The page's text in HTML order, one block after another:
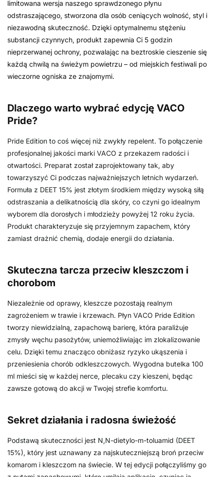
limitowana wersja naszego sprawdzonego płynu
odstraszającego, stworzona dla osób ceniących wolność, styl i
niezawodną skuteczność. Dzięki optymalnemu stężeniu
substancji czynnych, produkt zapewnia Ci 5 godzin
nieprzerwanej ochrony, pozwalając na beztroskie cieszenie się
każdą chwilą na świeżym powietrzu – od miejskich festiwali po
wieczorne ogniska ze znajomymi.
Dlaczego warto wybrać edycję VACO
Pride?
Pride Edition to coś więcej niż zwykły repelent. To połączenie
profesjonalnej jakości marki VACO z przekazem radości i
otwartości. Preparat został zaprojektowany tak, aby
towarzyszyć Ci podczas najważniejszych letnich wydarzeń.
Formuła z DEET 15% jest złotym środkiem między wysoką siłą
odstraszania a delikatnością dla skóry, co czyni go idealnym
wyborem dla dorosłych i młodzieży powyżej 12 roku życia.
Produkt charakteryzuje się przyjemnym zapachem, który
zamiast drażnić chemią, dodaje energii do działania.
Skuteczna tarcza przeciw kleszczom i
chorobom
Niezależnie od oprawy, kleszcze pozostają realnym
zagrożeniem w trawie i krzewach. Płyn VACO Pride Edition
tworzy niewidzialną, zapachową barierę, która paraliżuje
zmysły węchu pasożytów, uniemożliwiając im zlokalizowanie
celu. Dzięki temu znacząco obniżasz ryzyko ukąszenia i
przeniesienia chorób odkleszczowych. Wygodna butelka 100
ml mieści się w każdej nerce, plecaku czy kieszeni, będąc
zawsze gotową do akcji w Twojej strefie komfortu.
Sekret działania i radosna świeżość
Podstawą skuteczności jest N,N-dietylo-m-toluamid (DEET
15%), który jest uznawany za najskuteczniejszą broń przeciw
komarom i kleszczom na świecie. W tej edycji połączyliśmy go